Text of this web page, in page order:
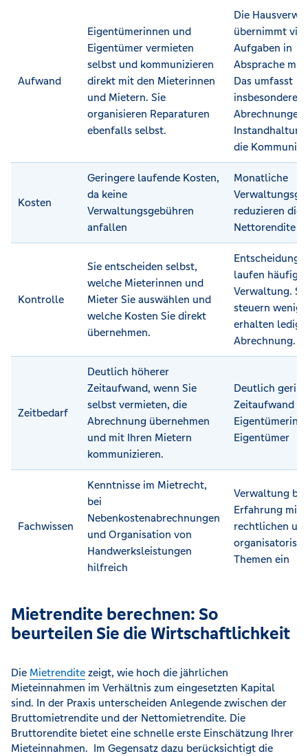
Aufwand
Eigentümerinnen und
Eigentümer vermieten
selbst und kommunizieren
direkt mit den Mieterinnen
und Mietern. Sie
organisieren Reparaturen
ebenfalls selbst.
Die
übernimmt
Aufgaben in
Absprache mit
Das umfasst
insbesondere
Abrechnungen,
die
Kosten
Geringere laufende Kosten,
da keine
Verwaltungsgebühren
anfallen
Monatliche
reduzieren die
Nettorendite
Kontrolle
Sie entscheiden selbst,
welche Mieterinnen und
Mieter Sie auswählen und
welche Kosten Sie direkt
übernehmen.
laufen häufig
Verwaltung.
steuern
erhalten
Abrechnung.
Zeitbedarf
Deutlich höherer
Zeitaufwand, wenn Sie
selbst vermieten, die
Abrechnung übernehmen
und mit Ihren Mietern
kommunizieren.
Deutlich
Zeitaufwand
Eigentümer
Fachwissen
Kenntnisse im Mietrecht,
bei
Nebenkostenabrechnungen
und Organisation von
Handwerksleistungen
hilfreich
Verwaltung
Erfahrung mit
rechtlichen
Themen ein
Mietrendite berechnen: So
beurteilen Sie die Wirtschaftlichkeit
Die Mietrendite zeigt, wie hoch die jährlichen
Mieteinnahmen im Verhältnis zum eingesetzten Kapital
sind. In der Praxis unterscheiden Anlegende zwischen der
Bruttomietrendite und der Nettomietrendite. Die
Bruttorendite bietet eine schnelle erste Einschätzung Ihrer
Mieteinnahmen. Im Gegensatz dazu berücksichtigt die